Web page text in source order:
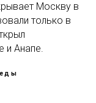
Москву в
только в
и Анапе.